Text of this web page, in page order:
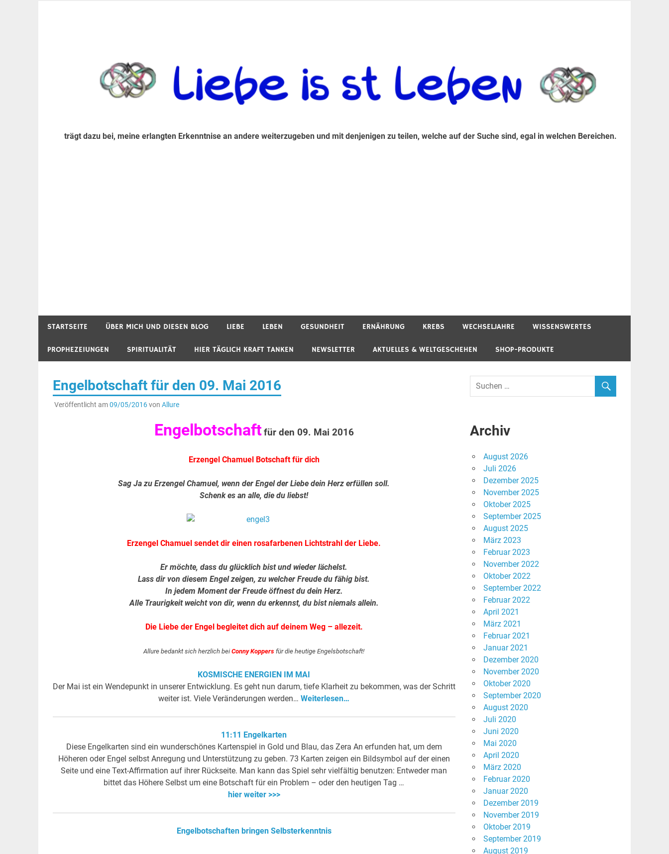
trägt dazu bei, meine erlangten Erkenntnise an andere weiterzugeben und mit denjenigen zu teilen, welche auf der Suche sind, egal in welchen Bereichen.
STARTSEITE ÜBER MICH UND DIESEN BLOG LIEBE LEBEN GESUNDHEIT ERNÄHRUNG KREBS WECHSELJAHRE WISSENSWERTES
PROPHEZEIUNGEN SPIRITUALITÄT HIER TÄGLICH KRAFT TANKEN NEWSLETTER AKTUELLES & WELTGESCHEHEN SHOP-PRODUKTE
Engelbotschaft für den 09. Mai 2016
Veröffentlicht am09/05/2016von Allure
Engelbotschaftfür den 09. Mai 2016
Erzengel Chamuel Botschaft für dich
Sag Ja zu Erzengel Chamuel, wenn der Engel der Liebe dein Herz erfüllen soll.
Schenk es an alle, die du liebst!
Erzengel Chamuel sendet dir einen rosafarbenen Lichtstrahl der Liebe.
Er möchte, dass du glücklich bist und wieder lächelst.
Lass dir von diesem Engel zeigen, zu welcher Freude du fähig bist.
In jedem Moment der Freude öffnest du dein Herz.
Alle Traurigkeit weicht von dir, wenn du erkennst, du bist niemals allein.
Die Liebe der Engel begleitet dich auf deinem Weg – allezeit.
Allure bedankt sich herzlich beiConny Koppers für die heutige Engelsbotschaft!
KOSMISCHE ENERGIEN IM MAI
Der Mai ist ein Wendepunkt in unserer Entwicklung. Es geht nun darum, tiefe Klarheit zu bekommen, was der Schritt
weiter ist. Viele Veränderungen werden…Weiterlesen…
11:11 Engelkarten
Diese Engelkarten sind ein wunderschönes Kartenspiel in Gold und Blau, das Zera An erfunden hat, um dem
Höheren oder Engel selbst Anregung und Unterstützung zu geben. 73 Karten zeigen ein Bildsymbol auf der einen
Seite und eine Text-Affirmation auf ihrer Rückseite. Man kann das Spiel sehr vielfältig benutzen: Entweder man
bittet das Höhere Selbst um eine Botschaft für ein Problem – oder den heutigen Tag …
hier weiter >>>
Engelbotschaften bringen Selbsterkenntnis
Archiv
August 2026
Juli 2026
Dezember 2025
November 2025
Oktober 2025
September 2025
August 2025
März 2023
Februar 2023
November 2022
Oktober 2022
September 2022
Februar 2022
April 2021
März 2021
Februar 2021
Januar 2021
Dezember 2020
November 2020
Oktober 2020
September 2020
August 2020
Juli 2020
Juni 2020
Mai 2020
April 2020
März 2020
Februar 2020
Januar 2020
Dezember 2019
November 2019
Oktober 2019
September 2019
August 2019